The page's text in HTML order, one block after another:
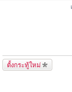
ตั้งกระทู้ใหม่